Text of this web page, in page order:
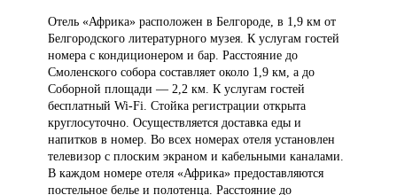
Отель «Африка»расположен в Белгороде, в 1,9 км от
Белгородского литературного музея. К услугам гостей
номера с кондиционером и бар. Расстояние до
Смоленского собора составляет около 1,9 км, а до
Соборной площади — 2,2 км. К услугам гостей
бесплатный Wi-Fi. Стойка регистрации открыта
круглосуточно. Осуществляется доставка еды и
напитков в номер. Во всех номерах отеля установлен
телевизор с плоским экраном и кабельными каналами.
В каждом номере отеля «Африка» предоставляются
постельное белье и полотенца. Расстояние до